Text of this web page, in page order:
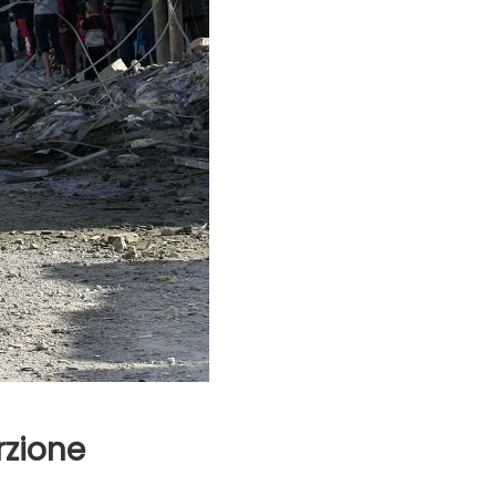
Informazione
al biologico italiano
Nord. Il settore è a